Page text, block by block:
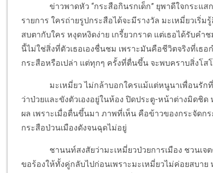
ข่าวพาดหัว “กระสือกินรกเด็ก” ยุพาดีใจกระแสก
รายการ ใครถ่ายรูปกระสือได้จะมีรางวัล มะเหมี่ยวเริ่
สบตากับใคร หงุดหงิดง่าย เกรี้ยวกราด แต่เธอได้รับค
นี้ไม่ใช่สิ่งที่ตัวเธอเองชื่นชม เพราะมันคือชีวิตจริงที่เธ
กระสือหรือเปล่า แต่ทุกๆ ครั้งที่ตื่นขึ้น จะพบคราบสิ่งโส
มะเหมี่ยว ไม่กล้าบอกใครแม้แต่หนูนาเพื่อนรักที่น
ว่าป่วยและขังตัวเองอยู่ในห้อง ปิดประตู-หน้าต่างมิดชิ
ผล เพราะเมื่อตื่นขึ้นมา ภาพที่เห็น คือข้าวของกระจัดก
กระสือป่วนเมืองดังจนฉุดไม่อยู่
ชานนท์สงสัยว่ามะเหมี่ยวป่วยการเมือง ชวนเจต
ขอร้องให้ทั้งคู่กลับไปก่อนเพราะมะเหมี่ยวไม่ค่อยสบา